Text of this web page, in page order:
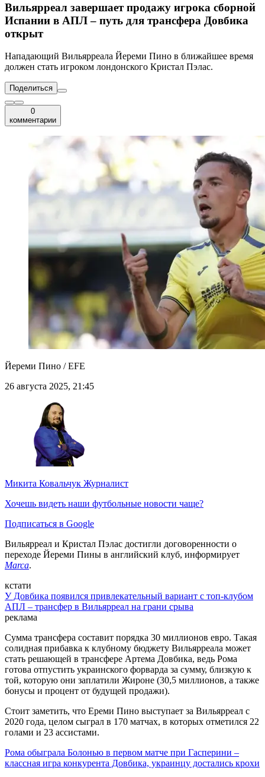
Вильярреал завершает продажу игрока сборной
Испании в АПЛ – путь для трансфера Довбика
открыт
Нападающий Вильярреала Йереми Пино в ближайшее время
должен стать игроком лондонского Кристал Пэлас.
Поделиться
0
комментарии
Йереми Пино / EFE
26 августа 2025, 21:45
Микита Ковальчук Журналист
Хочешь видеть наши футбольные новости чаще?
Подписаться в Google
Вильярреал и Кристал Пэлас достигли договоренности о
переходе Йереми Пины в английский клуб, информирует
Marca.
кстати
У Довбика появился привлекательный вариант с топ-клубом
АПЛ – трансфер в Вильярреал на грани срыва
реклама
Сумма трансфера составит порядка 30 миллионов евро. Такая
солидная прибавка к клубному бюджету Вильярреала может
стать решающей в трансфере Артема Довбика, ведь Рома
готова отпустить украинского форварда за сумму, близкую к
той, которую они заплатили Жироне (30,5 миллионов, а также
бонусы и процент от будущей продажи).
Стоит заметить, что Ереми Пино выступает за Вильярреал с
2020 года, целом сыграл в 170 матчах, в которых отметился 22
голами и 23 ассистами.
Рома обыграла Болонью в первом матче при Гасперини –
классная игра конкурента Довбика, украинцу достались крохи